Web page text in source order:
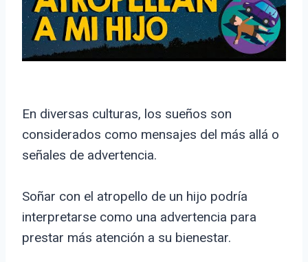
En diversas culturas, los sueños son
considerados como mensajes del más allá o
señales de advertencia.
Soñar con el atropello de un hijo podría
interpretarse como una advertencia para
prestar más atención a su bienestar.